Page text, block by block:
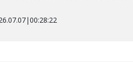
|00:28:22